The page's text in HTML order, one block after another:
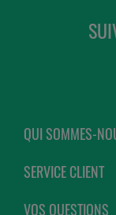
QUI SOMMES-
SERVICE CLIENT
VOS QUESTIONS